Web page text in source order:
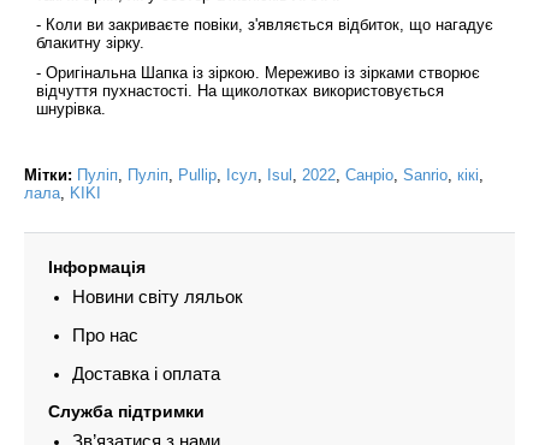
- Коли ви закриваєте повіки, з'являється відбиток, що нагадує
блакитну зірку.
- Оригінальна Шапка із зіркою. Мереживо із зірками створює
відчуття пухнастості. На щиколотках використовується
шнурівка.
Мітки: Пуліп Пуліп Pullip Ісул Isul 2022 Санріо Sanrio кікі
лала KIKI
Інформація
Новини світу ляльок
Про нас
Доставка і оплата
Служба підтримки
Зв’язатися з нами